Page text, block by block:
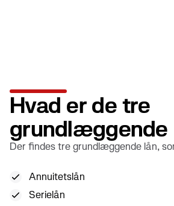
Hvad er de tre
grundlæggende
Der findes tre grundlæggende lån,
Annuitetslån
Serielån